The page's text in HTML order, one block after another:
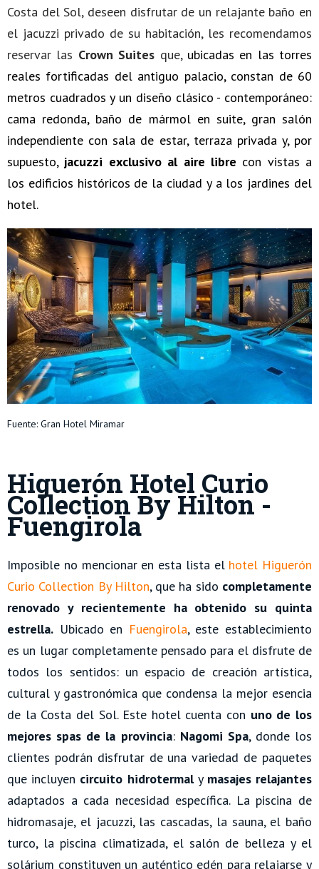
Costa del Sol, deseen disfrutar de un relajante baño en
el jacuzzi privado de su habitación, les recomendamos
reservar las Crown Suites que, ubicadas en las torres
reales fortificadas del antiguo palacio, constan de 60
metros cuadrados y un diseño clásico - contemporáneo:
cama redonda, baño de mármol en suite, gran salón
independiente con sala de estar, terraza privada y, por
supuesto, jacuzzi exclusivo al aire libre con vistas a
los edificios históricos de la ciudad y a los jardines del
hotel.
Fuente: Gran Hotel Miramar
Higuerón Hotel Curio
Collection By Hilton -
Fuengirola
Imposible no mencionar en esta lista el hotel Higuerón
Curio Collection By Hilton, que ha sido completamente
renovado y recientemente ha obtenido su quinta
estrella. Ubicado en Fuengirola, este establecimiento
es un lugar completamente pensado para el disfrute de
todos los sentidos: un espacio de creación artística,
cultural y gastronómica que condensa la mejor esencia
de la Costa del Sol. Este hotel cuenta con uno de los
mejores spas de la provincia: Nagomi Spa, donde los
clientes podrán disfrutar de una variedad de paquetes
que incluyen circuito hidrotermaly masajes relajantes
adaptados a cada necesidad específica. La piscina de
hidromasaje, el jacuzzi, las cascadas, la sauna, el baño
turco, la piscina climatizada, el salón de belleza y el
solárium constituyen un auténtico edén para relajarse y